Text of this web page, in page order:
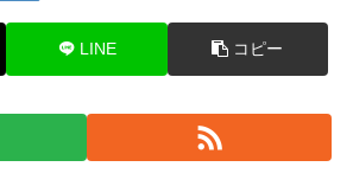
LINE コピー